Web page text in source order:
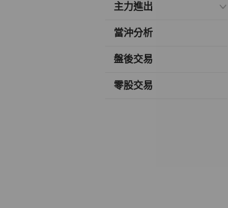
主力進出
當沖分析
盤後交易
零股交易